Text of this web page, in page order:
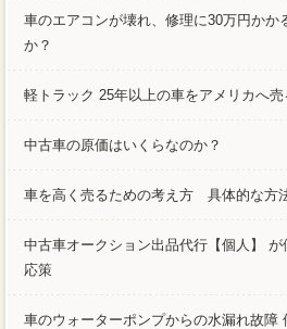
車のエアコンが壊れ、修理に30万円かか
か？
軽トラック 25年以上の車をアメリカへ
中古車の原価はいくらなのか？
車を高く売るための考え方 具体的な方
中古車オークション出品代行【個人】
応策
車のウォーターポンプからの水漏れ故障